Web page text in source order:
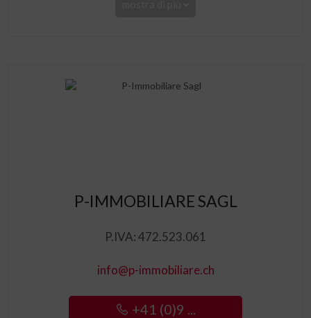
P-IMMOBILIARE SAGL
P.IVA: 472.523.061
info@p-immobiliare.ch
+41 (0)9 ...